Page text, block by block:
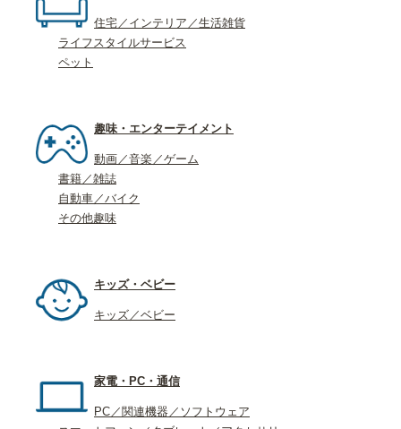
住宅／インテリア／生活雑貨
ライフスタイルサービス
ペット
趣味・エンターテイメント
動画／音楽／ゲーム
書籍／雑誌
自動車／バイク
その他趣味
キッズ・ベビー
キッズ／ベビー
家電・PC・通信
PC／関連機器／ソフトウェア